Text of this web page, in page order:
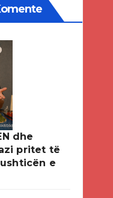
dhe
pritet të
e